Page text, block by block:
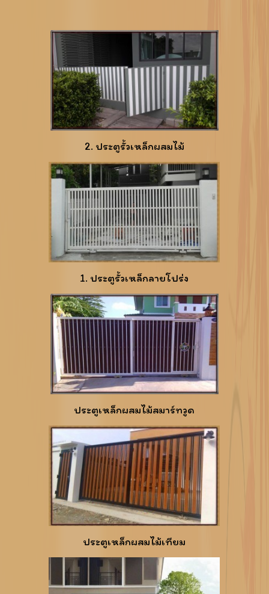
2. ประตูรั้วเหล็กผสมไม้
1. ประตูรั้วเหล็กลายโปร่ง
ประตูเหล็กผสมไม้สมาร์ทวูด
ประตูเหล็กผสมไม้เทียม